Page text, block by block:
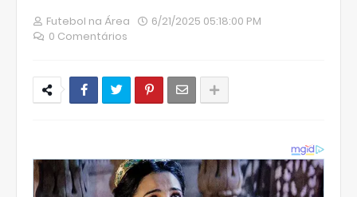
Futebol na Área
6/21/2025 05:18:00 PM
0 Comentários